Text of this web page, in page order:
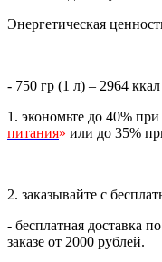
Энергетическая
- 750 гр (1 л) – 2964 ккал
1. экономьте до 40% при
питания» или до 35%
2. заказывайте с
- бесплатная доставка
заказе от 2000 рублей.